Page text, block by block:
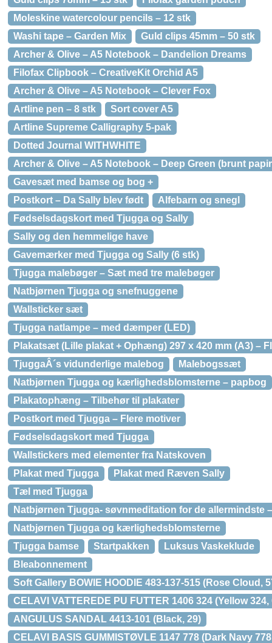
Moleskine watercolour pencils – 12 stk
Washi tape – Garden Mix
Guld clips 45mm – 50 stk
Archer & Olive – A5 Notebook – Dandelion Dreams
Filofax Clipbook – CreativeKit Orchid A5
Archer & Olive – A5 Notebook – Clever Fox
Artline pen – 8 stk
Sort cover A5
Artline Supreme Calligraphy 5-pak
Dotted Journal WITHWHITE
Archer & Olive – A5 Notebook – Deep Green (brunt
Gavesæt med bamse og bog +
Postkort – Da Sally blev født
Alfebarn og snegl
Fødselsdagskort med Tjugga og Sally
Sally og den hemmelige have
Gavemærker med Tjugga og Sally (6 stk)
Tjugga malebøger – Sæt med tre malebøger
Natbjørnen Tjugga og snefnuggene
Wallsticker sæt
Tjugga natlampe – med dæmper (LED)
Plakatsæt (Lille plakat + Ophæng) 297 x 420 mm (A3) –
TjuggaÂ´s vidunderlige malebog
Malebogssæt
Natbjørnen Tjugga og kærlighedsblomsterne – papbog
Plakatophæng – Tilbehør til plakater
Postkort med Tjugga – Flere motiver
Fødselsdagskort med Tjugga
Wallstickers med elementer fra Natskoven
Plakat med Tjugga
Plakat med Ræven Sally
Tæl med Tjugga
Natbjørnen Tjugga- søvnmeditation for de allermindste
Natbjørnen Tjugga og kærlighedsblomsterne
Tjugga bamse
Startpakken
Luksus Vaskeklude
Bleabonnement
Soft Gallery BOWIE HOODIE 483-137-515 (Rose Cloud,
CELAVI VATTEREDE PU FUTTER 1406 324 (Yellow 324,
ANGULUS SANDAL 4413-101 (Black, 29)
CELAVI BASIS GUMMISTØVLE 1147 778 (Dark Navy